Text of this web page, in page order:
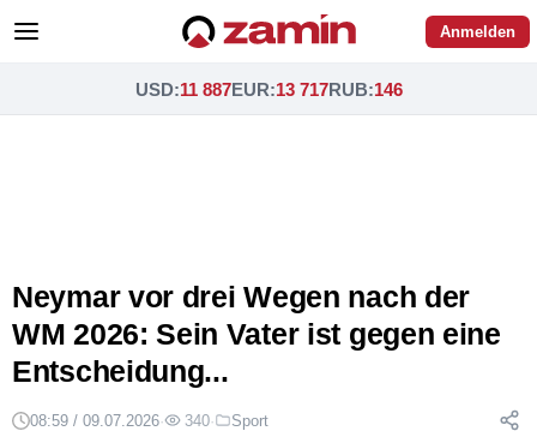
Anmelden
USD:11 887EUR:13 717RUB:146
Neymar vor drei Wegen nach der
WM 2026: Sein Vater ist gegen eine
Entscheidung...
08:59 / 09.07.2026· 340· Sport